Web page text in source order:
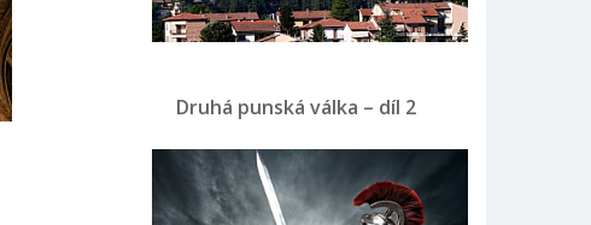
Druhá punská válka – díl 2